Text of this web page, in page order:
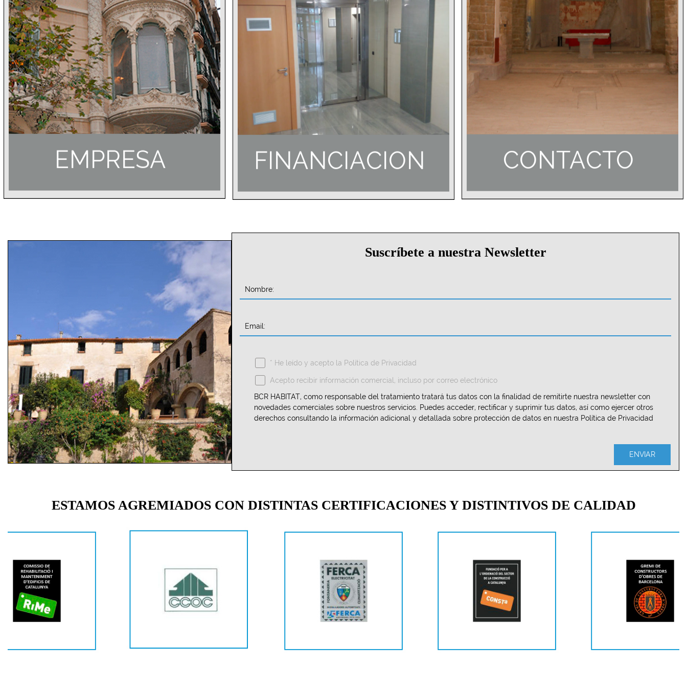
EMPRESA FINANCIACION CONTACTO
Suscríbete a nuestra Newsletter
Nombre:
Email:
* He leído y acepto la Política de Privacidad
Acepto recibir información comercial, incluso por correo electrónico
BCR HABITAT, como responsable del tratamiento tratará tus datos con la finalidad de remitirte nuestra newsletter con
novedades comerciales sobre nuestros servicios. Puedes acceder, rectificar y suprimir tus datos, así como ejercer otros
derechos consultando la información adicional y detallada sobre protección de datos en nuestra Política de Privacidad
ENVIAR
ESTAMOS AGREMIADOS CON DISTINTAS CERTIFICACIONES Y DISTINTIVOS DE CALIDAD